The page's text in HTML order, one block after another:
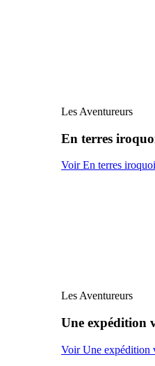
Les Aventureurs
En terres
Voir En terres
Les Aventureurs
Une expédition
Voir Une expédition